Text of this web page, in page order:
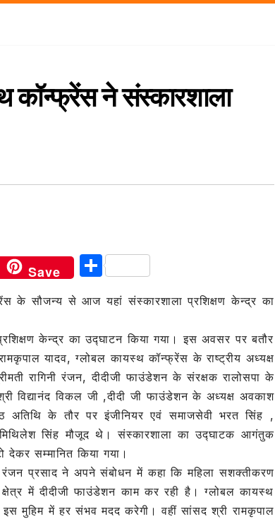
कॉन्फ्रेंस ने संस्कारशाला
Save
S
ar
e
के सौजन्य से आज यहां संस्कारशाला प्रशिक्षण केन्द्र का
केन्द्र का उद्घाटन किया गया। इस अवसर पर बतौर
यादव, ग्लोबल कायस्थ कॉन्फ्रेंस के राष्ट्रीय अध्यक्ष
रागिनी रंजन, दीदीजी फाउंडेशन के संरक्षक रालोसपा के
विद्यानंद विकल जी ,दीदी जी फाउंडेशन के अध्यक्ष अवकाश
अतिथि के तौर पर इंजीनियर एवं समाजसेवी भरत सिंह ,
सिंह मौजूद थे। संस्कारशाला का उद्घाटक आगंतुक
सम्मानित किया गया।
प्रसाद ने अपने संबोधन में कहा कि महिला सशक्तीकरण
में दीदीजी फाउंडेशन काम कर रही है। ग्लोबल कायस्थ
मुहिम में हर संभव मदद करेगी। वहीं सांसद श्री रामकृपाल